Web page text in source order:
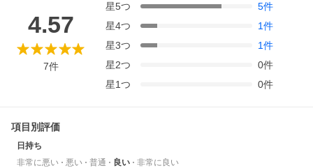
4.57
7件
星5つ 5件
星4つ 1件
星3つ 1件
星2つ 0件
星1つ 0件
項目別評価
日持ち
非常に悪い
悪い 普通 良い 非常に良い